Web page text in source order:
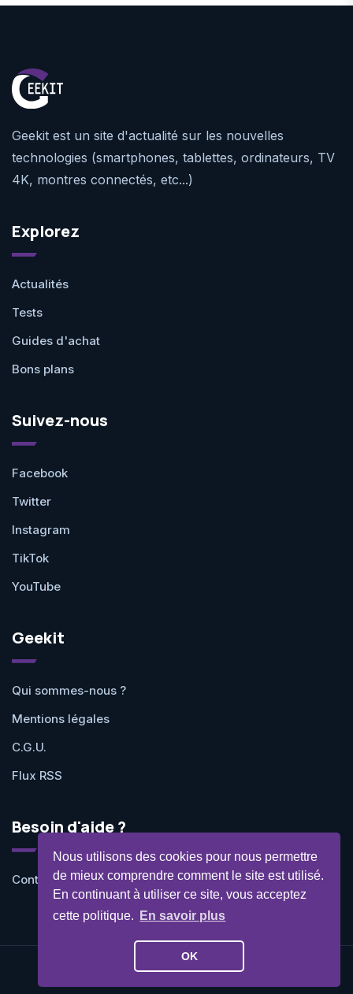
Nous utilisons des cookies pour nous permettre
de mieux comprendre comment le site est utilisé.
En continuant à utiliser ce site, vous acceptez
cette politique.
En savoir plus
OK
Geekit est un site d'actualité sur les nouvelles
technologies (smartphones, tablettes, ordinateurs, TV
4K, montres connectés, etc...)
Explorez
Actualités
Tests
Guides d'achat
Bons plans
Suivez-nous
Facebook
Twitter
Instagram
TikTok
YouTube
Geekit
Qui sommes-nous ?
Mentions légales
C.G.U.
Flux RSS
Besoin d'aide ?
Contactez-nous
©Geekit 2026 - Tous droits réservés